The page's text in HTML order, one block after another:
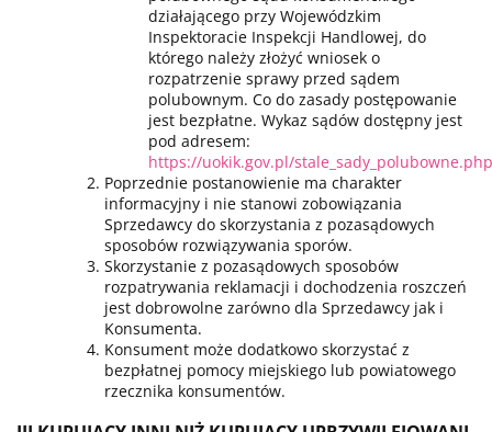
działającego przy Wojewódzkim
Inspektoracie Inspekcji Handlowej, do
którego należy złożyć wniosek o
rozpatrzenie sprawy przed sądem
polubownym. Co do zasady postępowanie
jest bezpłatne. Wykaz sądów dostępny jest
pod adresem:
https://uokik.gov.pl/stale_sady_polubowne.php
Poprzednie postanowienie ma charakter
informacyjny i nie stanowi zobowiązania
Sprzedawcy do skorzystania z pozasądowych
sposobów rozwiązywania sporów.
Skorzystanie z pozasądowych sposobów
rozpatrywania reklamacji i dochodzenia roszczeń
jest dobrowolne zarówno dla Sprzedawcy jak i
Konsumenta.
Konsument może dodatkowo skorzystać z
bezpłatnej pomocy miejskiego lub powiatowego
rzecznika konsumentów.